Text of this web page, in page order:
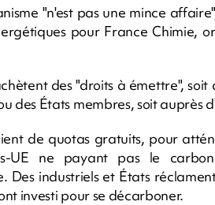
"n'est pas une mince
pour France Chimie,
des "droits à émettre",
des États membres, soit auprès
de quotas gratuits, pour
UE ne payant pas le
Des industriels et États
investi pour se décarboner.